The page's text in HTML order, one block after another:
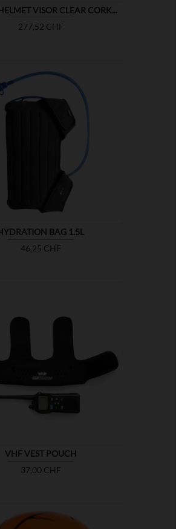
VISOR CLEAR CORK...
Prix
277,52 CHF
BAG 1.5L
Prix
46,25 CHF
VHF VEST POUCH
Prix
37,00 CHF